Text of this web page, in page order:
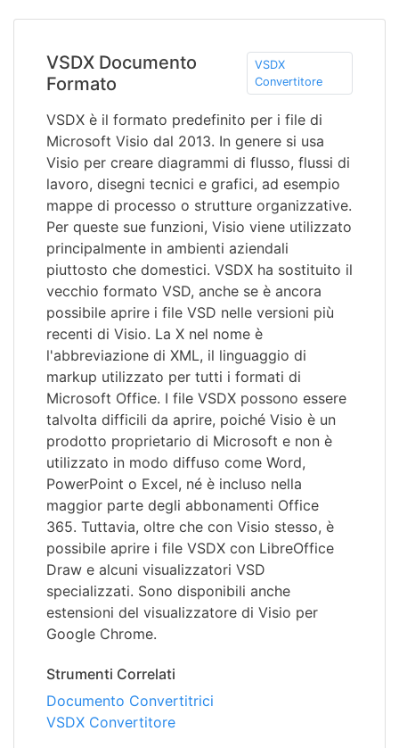
VSDX Documento
Formato
VSDX
Convertitore
VSDX è il formato predefinito per i file di
Microsoft Visio dal 2013. In genere si usa
Visio per creare diagrammi di flusso, flussi di
lavoro, disegni tecnici e grafici, ad esempio
mappe di processo o strutture organizzative.
Per queste sue funzioni, Visio viene utilizzato
principalmente in ambienti aziendali
piuttosto che domestici. VSDX ha sostituito il
vecchio formato VSD, anche se è ancora
possibile aprire i file VSD nelle versioni più
recenti di Visio. La X nel nome è
l'abbreviazione di XML, il linguaggio di
markup utilizzato per tutti i formati di
Microsoft Office. I file VSDX possono essere
talvolta difficili da aprire, poiché Visio è un
prodotto proprietario di Microsoft e non è
utilizzato in modo diffuso come Word,
PowerPoint o Excel, né è incluso nella
maggior parte degli abbonamenti Office
365. Tuttavia, oltre che con Visio stesso, è
possibile aprire i file VSDX con LibreOffice
Draw e alcuni visualizzatori VSD
specializzati. Sono disponibili anche
estensioni del visualizzatore di Visio per
Google Chrome.
Strumenti Correlati
Documento Convertitrici
VSDX Convertitore